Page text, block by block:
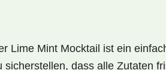
Lime Mint Mocktail ist ein
dass alle Zutaten